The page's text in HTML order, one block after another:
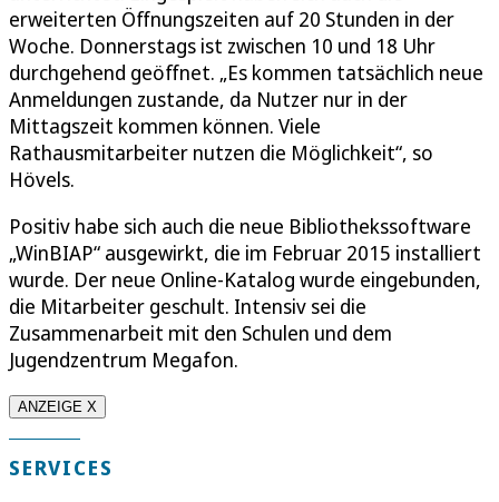
erweiterten Öffnungszeiten auf 20 Stunden in der
Woche. Donnerstags ist zwischen 10 und 18 Uhr
durchgehend geöffnet. „Es kommen tatsächlich neue
Anmeldungen zustande, da Nutzer nur in der
Mittagszeit kommen können. Viele
Rathausmitarbeiter nutzen die Möglichkeit“, so
Hövels.
Positiv habe sich auch die neue Bibliothekssoftware
„WinBIAP“ ausgewirkt, die im Februar 2015 installiert
wurde. Der neue Online-Katalog wurde eingebunden,
die Mitarbeiter geschult. Intensiv sei die
Zusammenarbeit mit den Schulen und dem
Jugendzentrum Megafon.
ANZEIGE X
SERVICES